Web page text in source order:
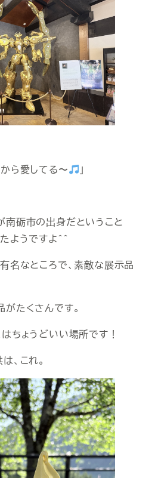
ら愛してる〜
」
南砺市の出身だということ
ようですよ＾＾
名なところで、素敵な展示品
たくさんです。
ちょうどいい場所です！
、これ。